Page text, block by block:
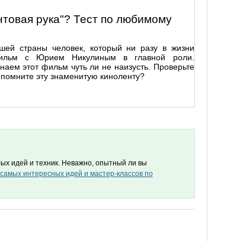
рука"? Тест по любимому
страны человек, который ни разу в жизни
с Юрием Никулиным в главной роли.
этот фильм чуть ли не наизусть. Проверьте
эту знаменитую киноленту?
идей и техник. Неважно, опытный ли вы
интересных идей и мастер-классов по